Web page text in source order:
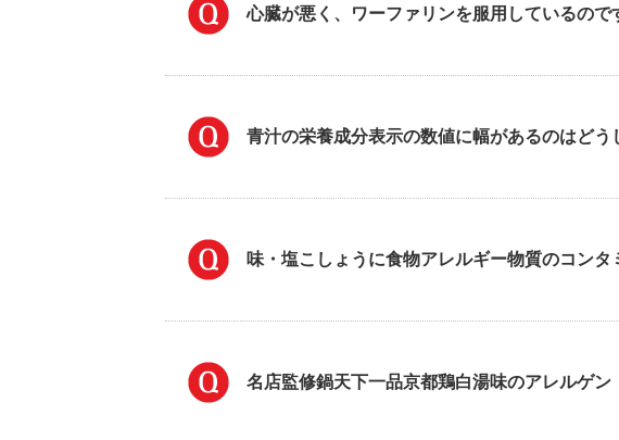
心臓が悪く、ワーファリンを服用しているの
青汁の栄養成分表示の数値に幅があるのはどう
味・塩こしょうに食物アレルギー物質のコンタ
名店監修鍋天下一品京都鶏白湯味のアレルゲン